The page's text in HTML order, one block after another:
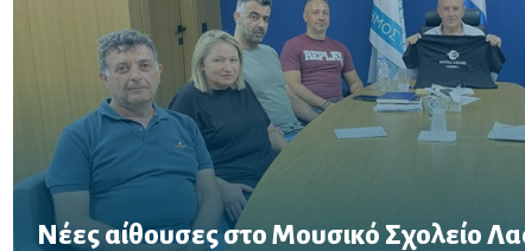
Νέες αίθουσες στο Μουσικό Σχολείο